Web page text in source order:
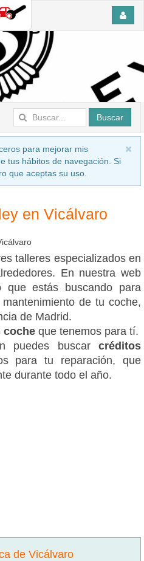
Buscar
para mejorar mis
tus hábitos de navegación. Si
que aceptas su uso.
en Vicálvaro
talleres especializados en
En nuestra web
que estás buscando para
de tu coche,
de Madrid.
coche que tenemos para tí.
puedes buscar créditos
para tu reparación, que
durante todo el año.
de Vicálvaro